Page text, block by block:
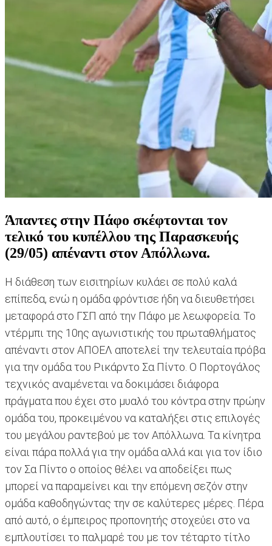
Άπαντες στην Πάφο σκέφτονται τον
τελικό του κυπέλλου της Παρασκευής
(29/05) απέναντι στον Απόλλωνα.
Η διάθεση των εισιτηρίων κυλάει σε πολύ καλά
επίπεδα, ενώ η ομάδα φρόντισε ήδη να διευθετήσει
μεταφορά στο ΓΣΠ από την Πάφο με λεωφορεία. Το
ντέρμπι της 10ης αγωνιστικής του πρωταθλήματος
απέναντι στον ΑΠΟΕΛ αποτελεί την τελευταία πρόβα
για την ομάδα του Ρικάρντο Σα Πίντο. Ο Πορτογάλος
τεχνικός αναμένεται να δοκιμάσει διάφορα
πράγματα που έχει στο μυαλό του κόντρα στην πρώην
ομάδα του, προκειμένου να καταλήξει στις επιλογές
του μεγάλου ραντεβού με τον Απόλλωνα. Τα κίνητρα
είναι πάρα πολλά για την ομάδα αλλά και για τον ίδιο
τον Σα Πίντο ο οποίος θέλει να αποδείξει πως
μπορεί να παραμείνει και την επόμενη σεζόν στην
ομάδα καθοδηγώντας την σε καλύτερες μέρες. Πέρα
από αυτό, ο έμπειρος προπονητής στοχεύει στο να
εμπλουτίσει το παλμαρέ του με τον τέταρτο τίτλο